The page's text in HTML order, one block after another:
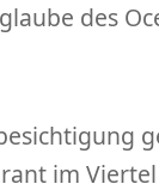
des
im Viertel